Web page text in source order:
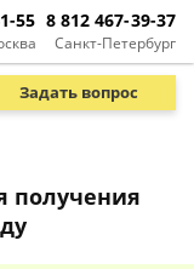
55
Санкт-Петербург
8 812 467-39-37
Задать вопрос
получения